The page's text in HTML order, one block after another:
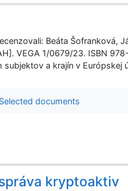
Beáta Šofranková,
VEGA 1/0679/23. ISBN
a krajín v Európskej
Selected documents
kryptoaktiv